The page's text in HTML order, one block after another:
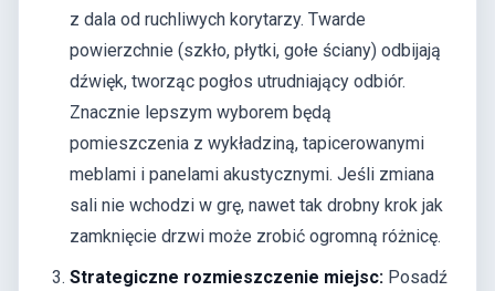
z dala od ruchliwych korytarzy. Twarde
powierzchnie (szkło, płytki, gołe ściany) odbijają
dźwięk, tworząc pogłos utrudniający odbiór.
Znacznie lepszym wyborem będą
pomieszczenia z wykładziną, tapicerowanymi
meblami i panelami akustycznymi. Jeśli zmiana
sali nie wchodzi w grę, nawet tak drobny krok jak
zamknięcie drzwi może zrobić ogromną różnicę.
Strategiczne rozmieszczenie miejsc: Posadź